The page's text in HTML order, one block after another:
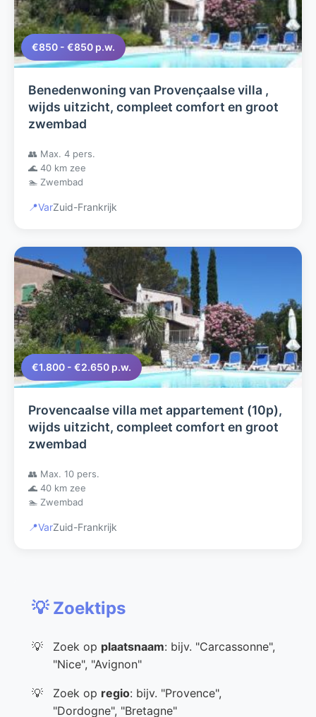
€850 - €850 p.w.
Benedenwoning van Provençaalse villa ,
wijds uitzicht, compleet comfort en groot
zwembad
👥 Max. 4 pers.
🌊 40 km zee
🏊 Zwembad
📍VarZuid-Frankrijk
€1.800 - €2.650 p.w.
Provencaalse villa met appartement (10p),
wijds uitzicht, compleet comfort en groot
zwembad
👥 Max. 10 pers.
🌊 40 km zee
🏊 Zwembad
📍VarZuid-Frankrijk
💡 Zoektips
Zoek op plaatsnaam: bijv. "Carcassonne",
"Nice", "Avignon"
Zoek op regio: bijv. "Provence",
"Dordogne", "Bretagne"